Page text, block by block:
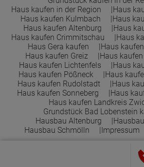
Haus kaufen in der Region
Haus
Haus kaufen Kulmbach
Haus
Haus kaufen Altenburg
Haus
Haus kaufen Crimmitschau
Haus
Haus Gera kaufen
Haus
Haus kaufen Greiz
Haus
Haus kaufen Lichtenfels
Haus
Haus kaufen Pößneck
Haus
Haus kaufen Rudolstadt
Haus
Haus kaufen Sonneberg
Haus
Haus kaufen Landkreis
Grundstück Bad Lobenstein
Hausbau Altenburg
Hausbau Schmölln
Impressum